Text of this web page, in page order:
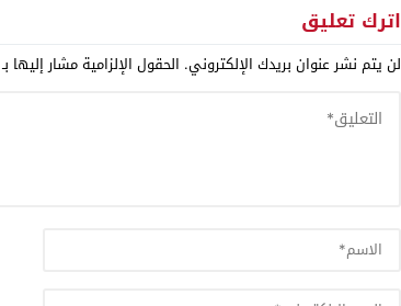
مجلس الأمن الأخير
اترك تعليق
لن يتم نشر عنوان بريدك الإلكتروني. الحقول الإلزامية مشار إليها بـ